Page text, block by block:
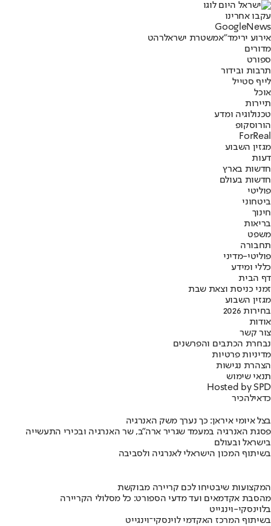
עקבו אחרינו
Googl eNews
אירוע ירימד"אמשטרת ישראלרהט
מדורים
ספורט
תרבות ובידור
לייף סטייל
אוכל
תיירות
טכנולוגיה ומדע
הורוסקופ
ForReal
מגזין השבוע
דעות
חדשות בארץ
חדשות בעולם
פוליטי
ביטחוני
חינוך
בריאות
משפט
תחבורה
פוליטי-מדיני
כללי ומידע
דף הבית
זמני כניסת וצאת שבת
מגזין השבוע
בחירות 2026
אודות
צור קשר
נבחרת הכתבים והפרשנים
מדיניות פרטיות
הצהרת נגישות
תנאי שימוש
Hosted by SPD
כדאילהכיר
בצל איומי איראן: כך נערך משק האנרגיה
פסגת האנרגיה במעמד שגריר ארה"ב, שר האנרגיה ובכירי התעשייה
בישראל ובעולם
בשיתוף המכון הישראלי לאנרגיה ולסביבה
המקצועות שיבטיחו לכם קריירה מבוקשת
מהסבת אקדמאים ועד מדעי הספורט: כל מסלולי הקריירה
בלוינסקי-וינגייט
בשיתוף המרכז האקדמי לוינסקי־וינגייט